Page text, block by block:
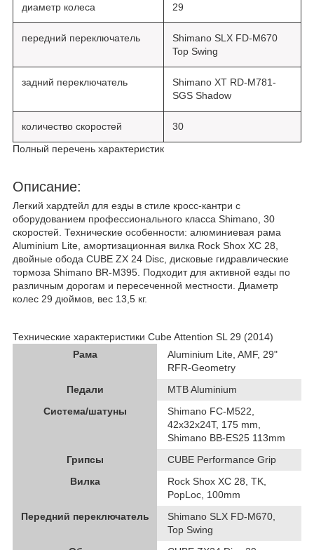
диаметр колеса 29
передний переключатель
Shimano SLX FD-M670
Top Swing
задний переключатель
Shimano XT RD-M781-
SGS Shadow
количество скоростей
30
Полный перечень характеристик
Описание:
Легкий хардтейл для езды в стиле кросс-кантри с
оборудованием профессионального класса Shimano, 30
скоростей. Технические особенности: алюминиевая рама
Aluminium Lite, амортизационная вилка Rock Shox XC 28,
двойные обода CUBE ZX 24 Disc, дисковые гидравлические
тормоза Shimano BR-M395. Подходит для активной езды по
различным дорогам и пересеченной местности. Диаметр
колес 29 дюймов, вес 13,5 кг.
Технические характеристики Cube Attention SL 29 (2014)
Рама
Aluminium Lite, AMF, 29"
RFR-Geometry
Педали
MTB Aluminium
Система/шатуны
Shimano FC-M522,
42x32x24T, 175 mm,
Shimano BB-ES25 113mm
Грипсы
CUBE Performance Grip
Вилка
Rock Shox XC 28, TK,
PopLoc, 100mm
Передний переключатель
Shimano SLX FD-M670,
Top Swing